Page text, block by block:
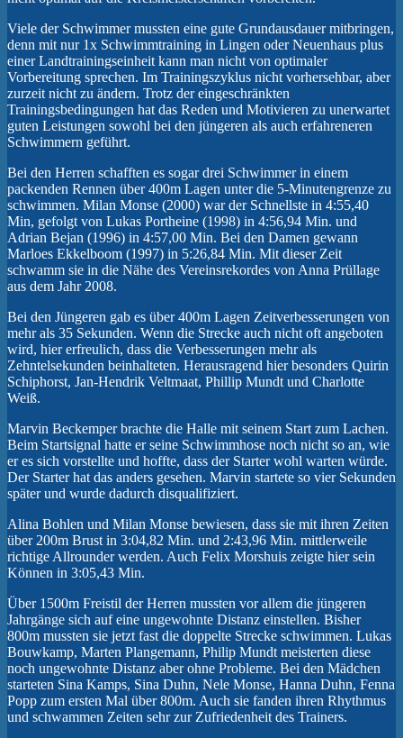
Viele der Schwimmer mussten eine gute Grundausdauer mitbringen,
denn mit nur 1x Schwimmtraining in Lingen oder Neuenhaus plus
einer Landtrainingseinheit kann man nicht von optimaler
Vorbereitung sprechen. Im Trainingszyklus nicht vorhersehbar, aber
zurzeit nicht zu ändern. Trotz der eingeschränkten
Trainingsbedingungen hat das Reden und Motivieren zu unerwartet
guten Leistungen sowohl bei den jüngeren als auch erfahreneren
Schwimmern geführt.
Bei den Herren schafften es sogar drei Schwimmer in einem
packenden Rennen über 400m Lagen unter die 5-Minutengrenze zu
schwimmen. Milan Monse (2000) war der Schnellste in 4:55,40
Min, gefolgt von Lukas Portheine (1998) in 4:56,94 Min. und
Adrian Bejan (1996) in 4:57,00 Min. Bei den Damen gewann
Marloes Ekkelboom (1997) in 5:26,84 Min. Mit dieser Zeit
schwamm sie in die Nähe des Vereinsrekordes von Anna Prüllage
aus dem Jahr 2008.
Bei den Jüngeren gab es über 400m Lagen Zeitverbesserungen von
mehr als 35 Sekunden. Wenn die Strecke auch nicht oft angeboten
wird, hier erfreulich, dass die Verbesserungen mehr als
Zehntelsekunden beinhalteten. Herausragend hier besonders Quirin
Schiphorst, Jan-Hendrik Veltmaat, Phillip Mundt und Charlotte
Weiß.
Marvin Beckemper brachte die Halle mit seinem Start zum Lachen.
Beim Startsignal hatte er seine Schwimmhose noch nicht so an, wie
er es sich vorstellte und hoffte, dass der Starter wohl warten würde.
Der Starter hat das anders gesehen. Marvin startete so vier Sekunden
später und wurde dadurch disqualifiziert.
Alina Bohlen und Milan Monse bewiesen, dass sie mit ihren Zeiten
über 200m Brust in 3:04,82 Min. und 2:43,96 Min. mittlerweile
richtige Allrounder werden. Auch Felix Morshuis zeigte hier sein
Können in 3:05,43 Min.
Über 1500m Freistil der Herren mussten vor allem die jüngeren
Jahrgänge sich auf eine ungewohnte Distanz einstellen. Bisher
800m mussten sie jetzt fast die doppelte Strecke schwimmen. Lukas
Bouwkamp, Marten Plangemann, Philip Mundt meisterten diese
noch ungewohnte Distanz aber ohne Probleme. Bei den Mädchen
starteten Sina Kamps, Sina Duhn, Nele Monse, Hanna Duhn, Fenna
Popp zum ersten Mal über 800m. Auch sie fanden ihren Rhythmus
und schwammen Zeiten sehr zur Zufriedenheit des Trainers.